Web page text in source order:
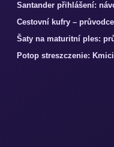
Santander přihlášení:
Cestovní kufry –
Šaty na maturitní ples:
Potop streszczenie: